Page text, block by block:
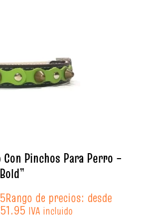
Con Pinchos Para Perro –
Rango de precios: desde
IVA incluido